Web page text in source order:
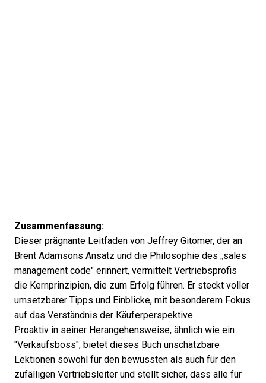
Zusammenfassung:
Dieser prägnante Leitfaden von Jeffrey Gitomer, der an
Brent Adamsons Ansatz und die Philosophie des „sales
management code" erinnert, vermittelt Vertriebsprofis
die Kernprinzipien, die zum Erfolg führen. Er steckt voller
umsetzbarer Tipps und Einblicke, mit besonderem Fokus
auf das Verständnis der Käuferperspektive.
Proaktiv in seiner Herangehensweise, ähnlich wie ein
"Verkaufsboss", bietet dieses Buch unschätzbare
Lektionen sowohl für den bewussten als auch für den
zufälligen Vertriebsleiter und stellt sicher, dass alle für